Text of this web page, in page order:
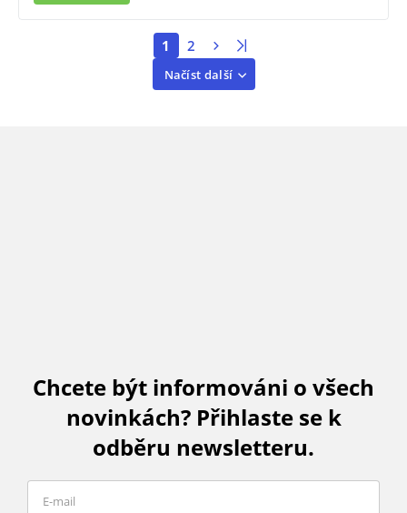
Načíst další
1 2
Chcete být informováni o všech
novinkách? Přihlaste se k
odběru newsletteru.